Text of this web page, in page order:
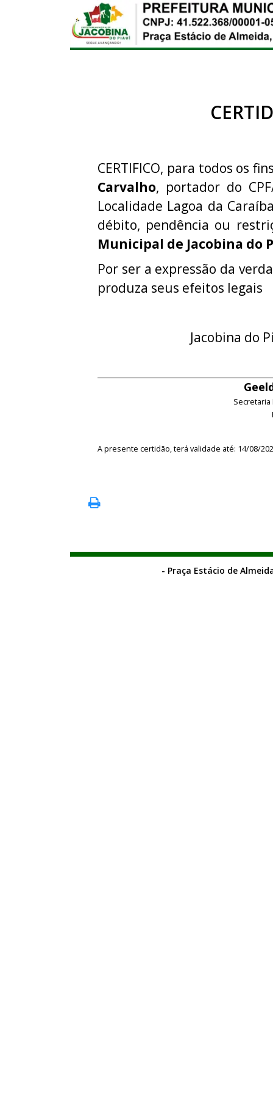
CERTIFICO, para todos os
Carvalho, portador do
Localidade Lagoa da
débito, pendência ou
Municipal de Jacobina do
Por ser a expressão da
produza seus efeitos legais
Jacobina do
A presente certidão, terá validade até: 14/08/
- Praça Estácio de